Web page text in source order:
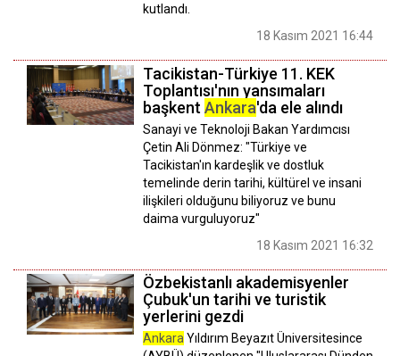
kutlandı.
18 Kasım 2021 16:44
Tacikistan-Türkiye 11. KEK
Toplantısı'nın yansımaları
başkent Ankara'da ele alındı
Sanayi ve Teknoloji Bakan Yardımcısı
Çetin Ali Dönmez: "Türkiye ve
Tacikistan'ın kardeşlik ve dostluk
temelinde derin tarihi, kültürel ve insani
ilişkileri olduğunu biliyoruz ve bunu
daima vurguluyoruz"
18 Kasım 2021 16:32
Özbekistanlı akademisyenler
Çubuk'un tarihi ve turistik
yerlerini gezdi
AnkaraYıldırım Beyazıt Üniversitesince